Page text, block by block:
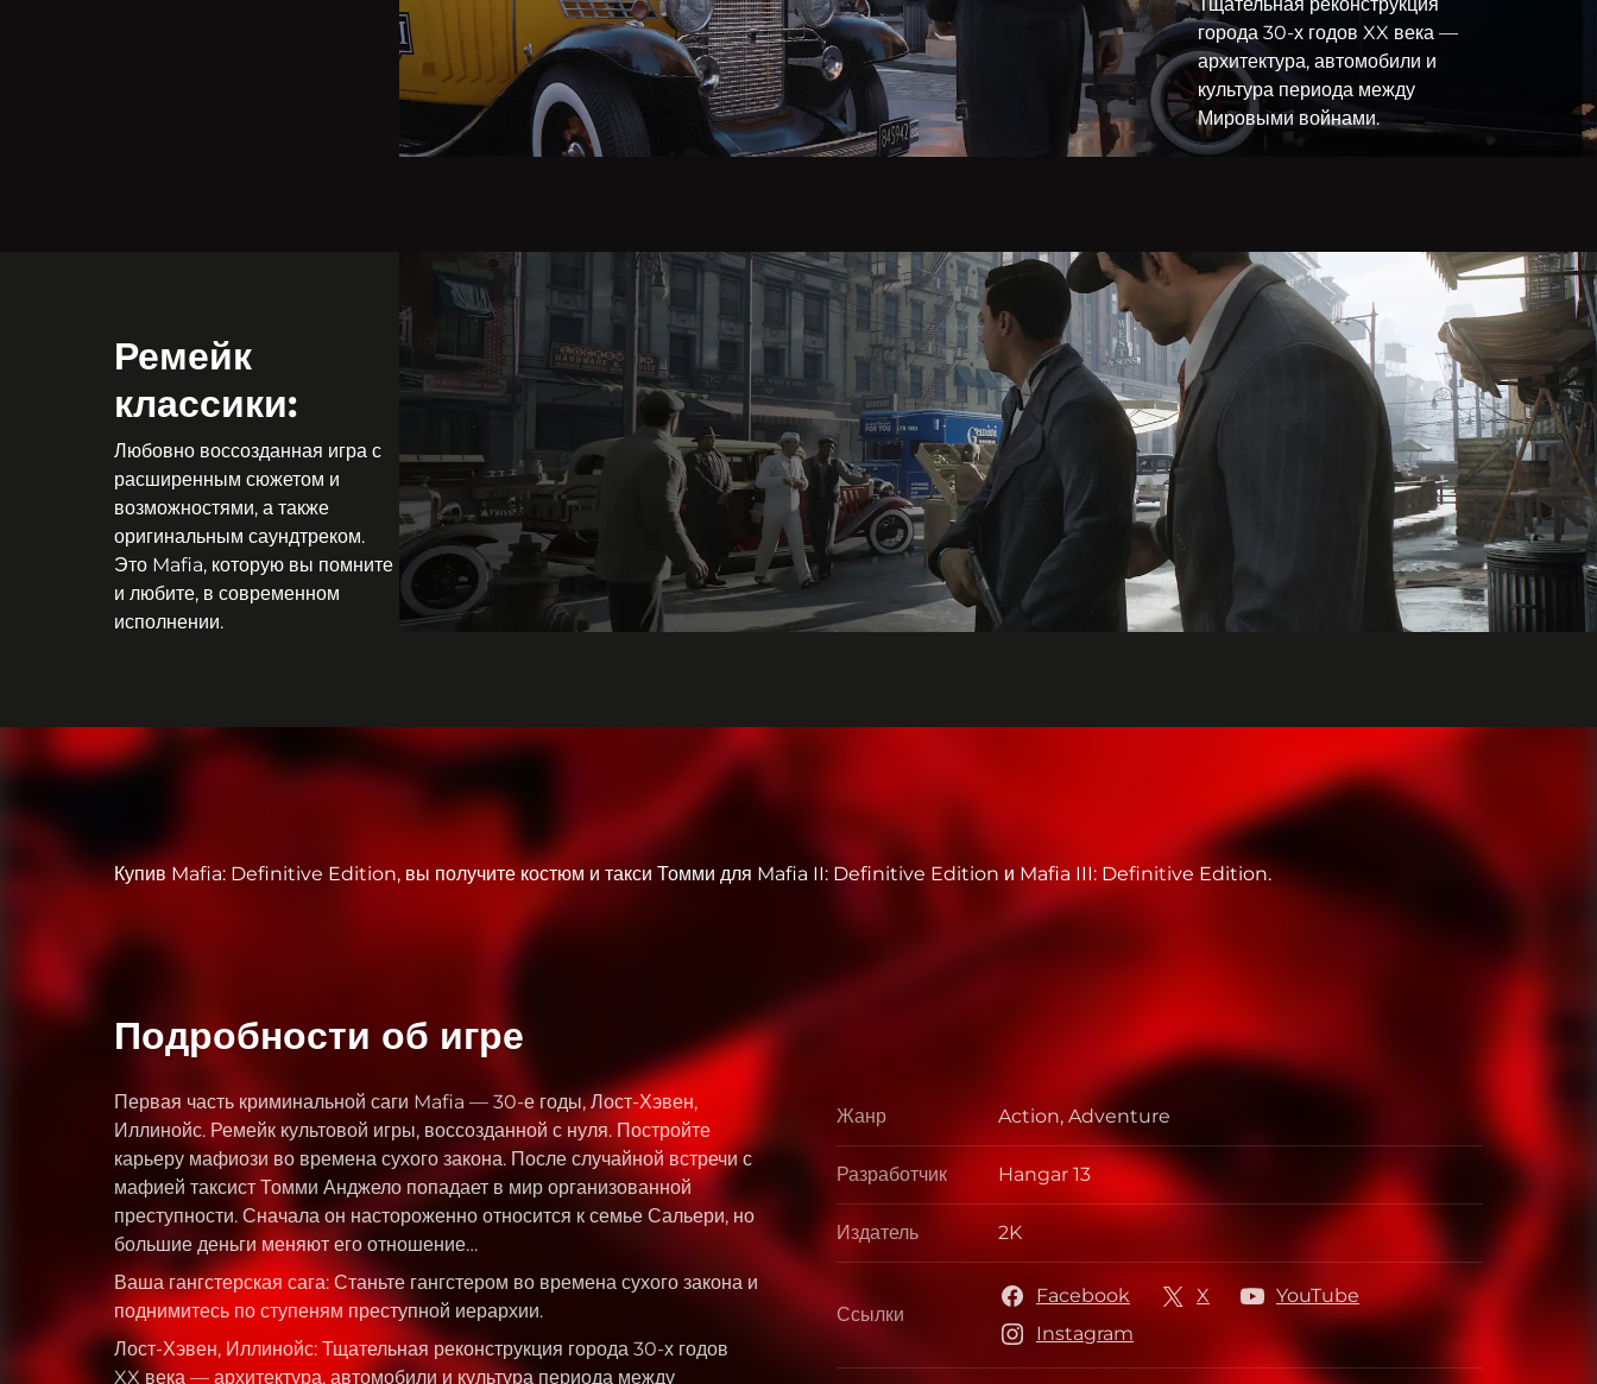
города 30-х годов XX века —
архитектура, автомобили и
культура периода между
Мировыми войнами.
Ремейк
классики:
Любовно воссозданная игра с
расширенным сюжетом и
возможностями, а также
оригинальным саундтреком.
Это Mafia, которую вы помните
и любите, в современном
исполнении.
Купив Mafia: Definitive Edition, вы получите костюм и такси Томми для Mafia II: Definitive Edition и Mafia III: Definitive Edition.
Подробности об игре
Первая часть криминальной саги Mafia — 30-е годы, Лост-Хэвен,
Иллинойс. Ремейк культовой игры, воссозданной с нуля. Постройте
карьеру мафиози во времена сухого закона. После случайной встречи с
мафией таксист Томми Анджело попадает в мир организованной
преступности. Сначала он настороженно относится к семье Сальери, но
большие деньги меняют его отношение…
Ваша гангстерская сага: Станьте гангстером во времена сухого закона и
поднимитесь по ступеням преступной иерархии.
Лост-Хэвен, Иллинойс: Тщательная реконструкция города 30-х годов
XX века — архитектура, автомобили и культура периода между
Жанр
Жанр
Action, Adventure
Разработчик
Разработчик
Hangar 13
Издатель
Издатель
2K
Ссылки
Ссылки
Facebook X
YouTube
Instagram